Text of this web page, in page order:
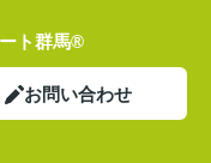
ト群馬®
お問い合わせ